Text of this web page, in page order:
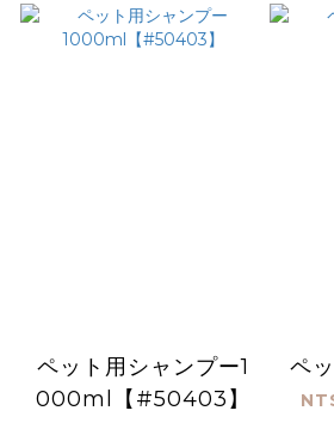
ペット用シャンプー1
000ml【#50403】
ペ